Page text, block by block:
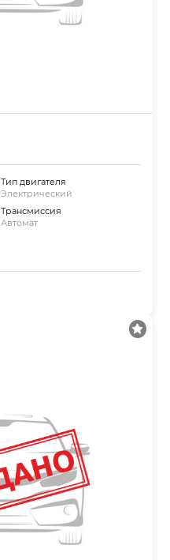
Тип двигателя
Электрический
Трансмиссия
Автомат